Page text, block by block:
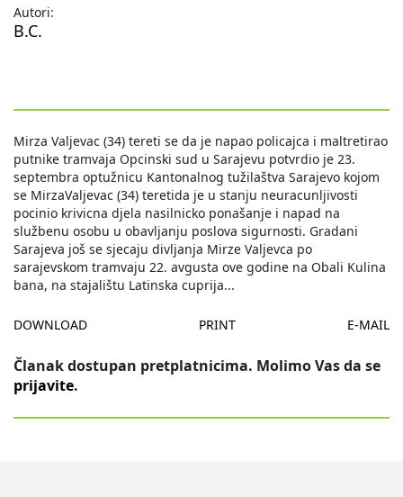
Autori:
B.C.
Mirza Valjevac (34) tereti se da je napao policajca i maltretirao
putnike tramvaja Opcinski sud u Sarajevu potvrdio je 23.
septembra optužnicu Kantonalnog tužilaštva Sarajevo kojom
se MirzaValjevac (34) teretida je u stanju neuracunljivosti
pocinio krivicna djela nasilnicko ponašanje i napad na
službenu osobu u obavljanju poslova sigurnosti. Gradani
Sarajeva još se sjecaju divljanja Mirze Valjevca po
sarajevskom tramvaju 22. avgusta ove godine na Obali Kulina
bana, na stajalištu Latinska cuprija...
DOWNLOAD PRINT E-MAIL
Članak dostupan pretplatnicima. Molimo Vas da se
prijavite.